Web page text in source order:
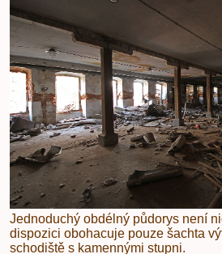
Jednoduchý obdélný půdorys není
dispozici obohacuje pouze šachta
schodiště s kamennými stupni.